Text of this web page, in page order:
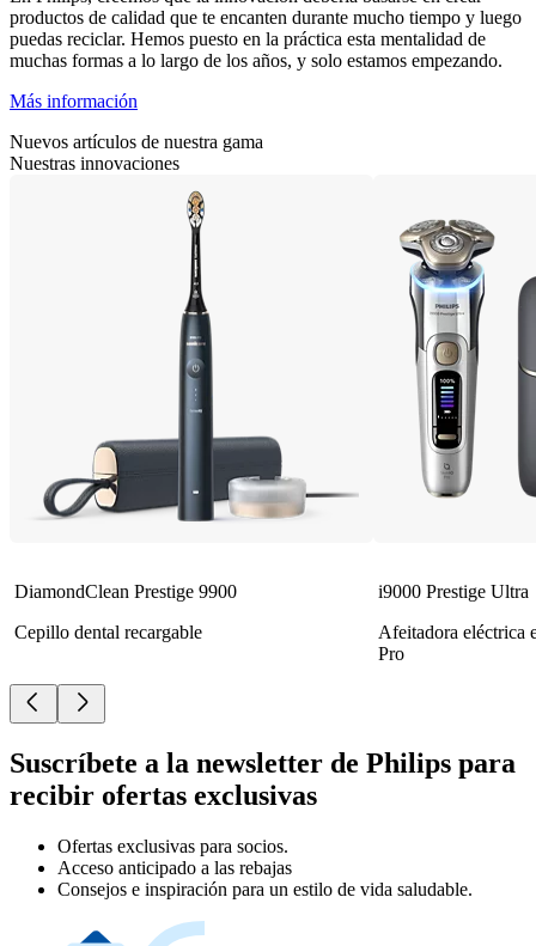
productos de calidad que te encanten durante mucho tiempo y luego
puedas reciclar. Hemos puesto en la práctica esta mentalidad de
muchas formas a lo largo de los años, y solo estamos empezando.
Más información
Nuevos artículos de nuestra gama
Nuestras innovaciones
DiamondClean Prestige 9900
Cepillo dental recargable
i9000 Prestige Ultra
Afeitadora eléctrica
Pro
Suscríbete a la newsletter de Philips para
recibir ofertas exclusivas
Ofertas exclusivas para socios.
Acceso anticipado a las rebajas
Consejos e inspiración para un estilo de vida saludable.